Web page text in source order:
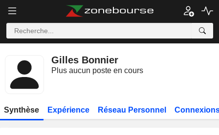
Gilles Bonnier
Plus aucun poste en cours
Synthèse Expérience Réseau Personnel